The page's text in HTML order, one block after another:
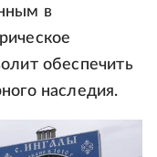
в
обеспечить
наследия.